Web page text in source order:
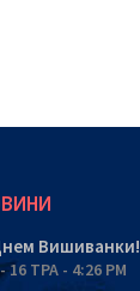
Вишиванки!
16 ТРА - 4:26 PM